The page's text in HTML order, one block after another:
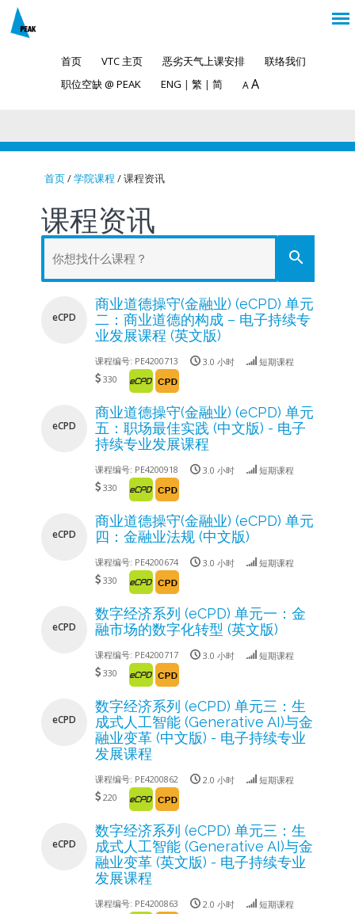
首页 VTC 主页 恶劣天气上课安排
联络我们
职位空缺 @ PEAK
ENG | 繁 | 简 A A
You are here
首页/学院课程 / 课程资讯
课程资讯
search
eCPD
商业道德操守(金融业) (eCPD) 单元
二：商业道德的构成 – 电子持续专
业发展课程 (英文版)
课程编号: PE4200713 3.0 小时
短期课程
330
eCPD
商业道德操守(金融业) (eCPD) 单元
五：职场最佳实践 (中文版) - 电子
持续专业发展课程
课程编号: PE4200918 3.0 小时
短期课程
330
eCPD
商业道德操守(金融业) (eCPD) 单元
四：金融业法规 (中文版)
课程编号: PE4200674 3.0 小时
短期课程
330
eCPD
数字经济系列 (eCPD) 单元一：金
融市场的数字化转型 (英文版)
课程编号: PE4200717 3.0 小时
短期课程
330
eCPD
数字经济系列 (eCPD) 单元三：生
成式人工智能 (Generative AI)与金
融业变革 (中文版) - 电子持续专业
发展课程
课程编号: PE4200862 2.0 小时
短期课程
220
eCPD
数字经济系列 (eCPD) 单元三：生
成式人工智能 (Generative AI)与金
融业变革 (英文版) - 电子持续专业
发展课程
课程编号: PE4200863 2.0 小时
短期课程